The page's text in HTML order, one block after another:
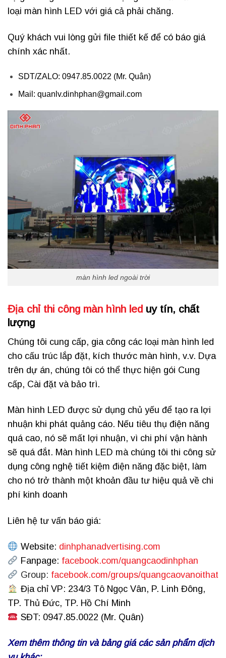
loại màn hình LED với giá cả phải chăng.
Quý khách vui lòng gửi file thiết kế để có báo giá
chính xác nhất.
SDT/ZALO: 0947.85.0022 (Mr. Quân)
Mail: quanlv.dinhphan@gmail.com
màn hình led ngoài trời
Địa chỉ thi công màn hình led uy tín, chất
lượng
Chúng tôi cung cấp, gia công các loại màn hình led
cho cấu trúc lắp đặt, kích thước màn hình, v.v. Dựa
trên dự án, chúng tôi có thể thực hiện gói Cung
cấp, Cài đặt và bảo trì.
Màn hình LED được sử dụng chủ yếu để tạo ra lợi
nhuận khi phát quảng cáo. Nếu tiêu thụ điện năng
quá cao, nó sẽ mất lợi nhuận, vì chi phí vận hành
sẽ quá đắt. Màn hình LED mà chúng tôi thi công sử
dụng công nghệ tiết kiệm điện năng đặc biệt, làm
cho nó trở thành một khoản đầu tư hiệu quả về chi
phí kinh doanh
Liên hệ tư vấn báo giá:
Website: dinhphanadvertising.com
Fanpage: facebook.com/quangcaodinhphan
Group: facebook.com/groups/quangcaovanoithat
Địa chỉ VP: 234/3 Tô Ngọc Vân, P. Linh Đông,
TP. Thủ Đức, TP. Hồ Chí Minh
SĐT: 0947.85.0022 (Mr. Quân)
Xem thêm thông tin và bảng giá các sản phẩm dịch